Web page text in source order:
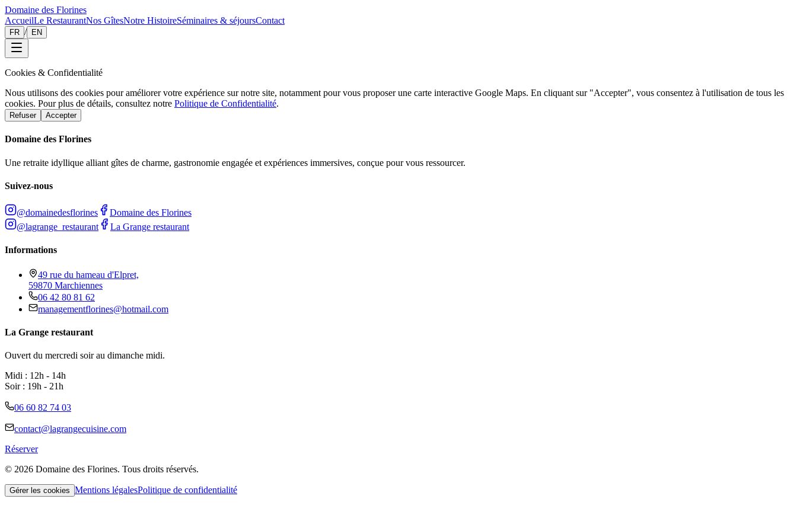
Domaine des Florines
AccueilLe RestaurantNos GîtesNotre HistoireSéminaires & séjoursContact
FR / EN
Cookies & Confidentialité
Nous utilisons des cookies pour améliorer votre expérience sur notre site, notamment pour vous proposer une carte interactive Google Maps. En cliquant sur "Accepter", vous consentez à l'utilisation de tous les
cookies. Pour plus de détails, consultez notre Politique de Confidentialité.
Refuser Accepter
Domaine des Florines
Une retraite idyllique alliant gîtes de charme, gastronomie engagée et expériences immersives, conçue pour vous ressourcer.
Suivez-nous
@domainedesflorines
Domaine des Florines
@lagrange_restaurant
La Grange restaurant
Informations
49 rue du hameau d'Elpret,
59870 Marchiennes
06 42 80 81 62
managementflorines@hotmail.com
La Grange restaurant
Ouvert du mercredi soir au dimanche midi.
Midi : 12h - 14h
Soir : 19h - 21h
06 60 82 74 03
contact@lagrangecuisine.com
Réserver
© 2026 Domaine des Florines. Tous droits réservés.
Gérer les cookies Mentions légalesPolitique de confidentialité